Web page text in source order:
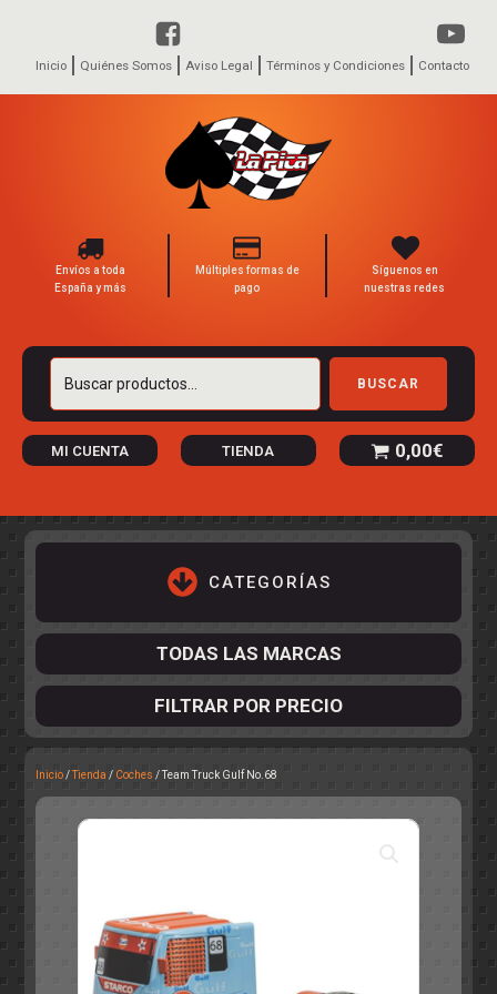
Inicio Quiénes Somos Aviso Legal Términos y Condiciones Contacto
Envíos a toda
España y más
Múltiples formas de
pago
Síguenos en
nuestras redes
Buscar
BUSCAR
MI CUENTA TIENDA 0,00€
CATEGORÍAS
OTROS
TODAS LAS MARCAS
FILTRAR POR PRECIO
Inicio/Tienda / Coches / Team Truck Gulf No.68